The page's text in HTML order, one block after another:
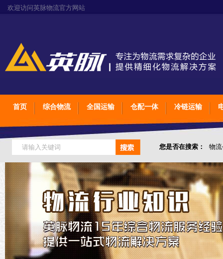
欢迎访问英脉物流官方网站
首页 综合物流 全国运输 仓配一体 冷链运输
您是否在搜索： 物
仓储综合专业定制物